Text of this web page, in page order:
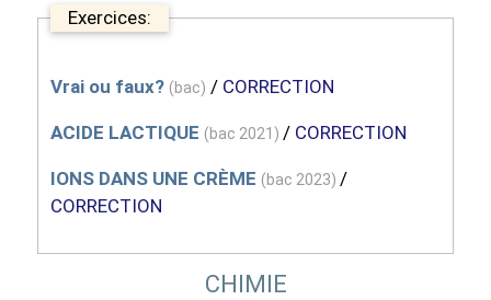
Exercices:
Vrai ou faux? (bac) / CORRECTION
ACIDE LACTIQUE (bac 2021) / CORRECTION
IONS DANS UNE CRÈME (bac 2023) /
CORRECTION
CHIMIE